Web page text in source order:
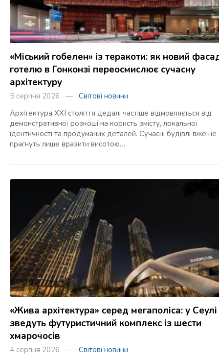
«Міський гобелен» із теракоти: як новий
готелю в Гонконзі переосмислює сучасну
архітектуру
5 серпня 2026 — Світові новини
Архітектура XXI століття дедалі частіше відмовляється від
демонстративної розкоші на користь змісту, локальної
ідентичності та продуманих деталей. Сучасні будівлі вже не
прагнуть лише вразити висотою…
«Жива архітектура» серед мегаполіса: у Сеулі
зведуть футуристичний комплекс із шести
хмарочосів
4 серпня 2026 — Світові новини